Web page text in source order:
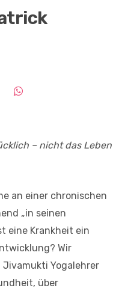
– nicht das Leben
an einer chronischen
„in seinen
eine Krankheit ein
Wir
Yogalehrer
über